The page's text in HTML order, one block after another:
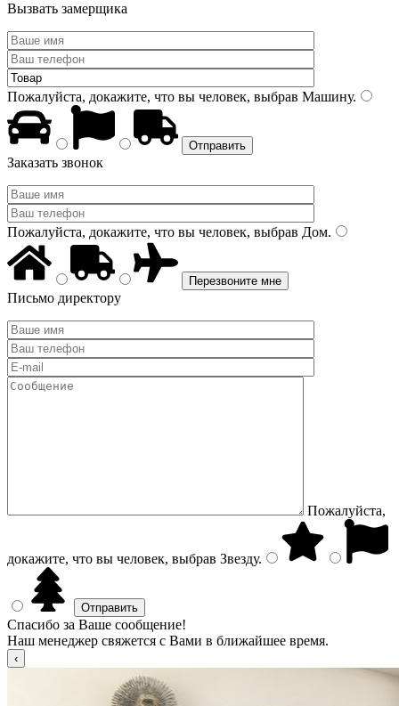
Вызвать замерщика
Пожалуйста, докажите, что вы человек, выбрав Машину.
Заказать звонок
Пожалуйста, докажите, что вы человек, выбрав Дом.
Письмо директору
Пожалуйста,
докажите, что вы человек, выбрав Звезду.
Спасибо за Ваше сообщение!
Наш менеджер свяжется с Вами в ближайшее время.